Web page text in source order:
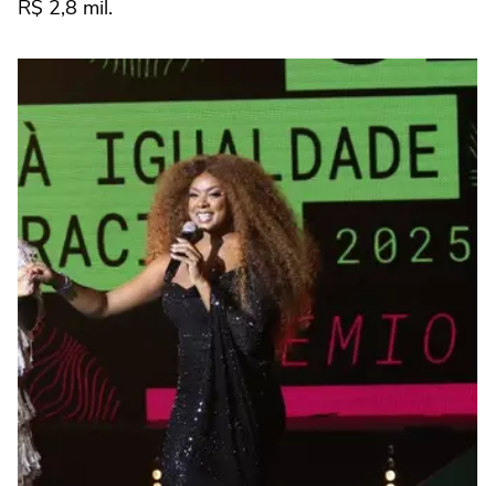
R$ 2,8 mil.